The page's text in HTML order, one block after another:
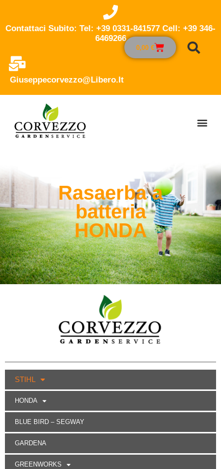
Contattaci Subito: Tel: +39 0331-841577 Cell: +39 346-
6469266
Giuseppecorvezzo@libero.it
0,00 €
Rasaerba a
batteria
HONDA
STIHL
HONDA
BLUE BIRD – SEGWAY
GARDENA
GREENWORKS